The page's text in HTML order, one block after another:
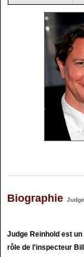
Biographie
Judge Reinhold est
rôle de l'inspecteur